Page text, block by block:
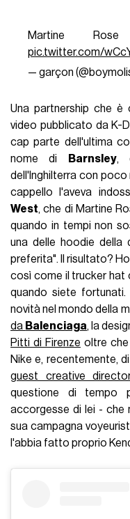
Martine
pic.twitter.com/
— garçon
Una partnership che è
video pubblicato da K-
cap parte dell'ultima
nome di
Barnsley,
dell'Inghilterra con
cappello l'aveva
West, che di Martine
quando in tempi non
una delle hoodie della
preferita". Il risultato?
così come il trucker hat
quando siete
novità nel mondo della
da Balenciaga, la
Pitti di Firenze oltre
Nike e, recentemente, di
guest creative
questione di tempo
accorgesse di lei - che
sua campagna
l'abbia fatto proprio